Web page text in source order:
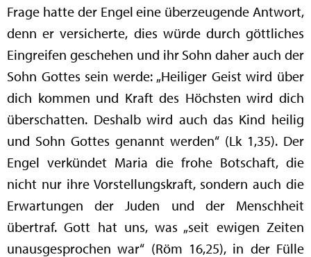
Frage hatte der Engel eine überzeugende Antwort,
denn er versicherte, dies würde durch göttliches
Eingreifen geschehen und ihr Sohn daher auch der
Sohn Gottes sein werde: „Heiliger Geist wird über
dich kommen und Kraft des Höchsten wird dich
überschatten. Deshalb wird auch das Kind heilig
und Sohn Gottes genannt werden“ (Lk 1,35). Der
Engel verkündet Maria die frohe Botschaft, die
nicht nur ihre Vorstellungskraft, sondern auch die
Erwartungen der Juden und der Menschheit
übertraf. Gott hat uns, was „seit ewigen Zeiten
unausgesprochen war“ (Röm 16,25), in der Fülle